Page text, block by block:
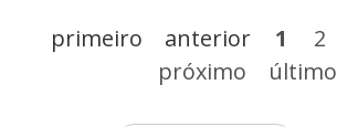
primeiro anterior 1 2
próximo
último